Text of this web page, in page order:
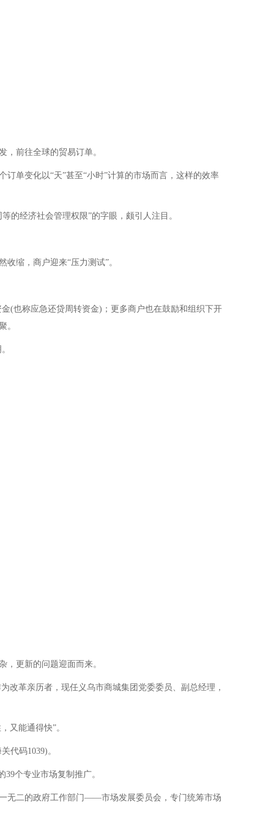
前往全球的贸易订单。
单变化以“天”甚至“小时”计算的市场而言，这样的效率
经济社会管理权限”的字眼，颇引人注目。
缩，商户迎来“压力测试”。
(也称应急还贷周转资金)；更多商户也在鼓励和组织下开
。
更新的问题迎面而来。
革亲历者，现任义乌市商城集团党委委员、副总经理，
又能通得快”。
代码1039)。
个专业市场复制推广。
无二的政府工作部门——市场发展委员会，专门统筹市场